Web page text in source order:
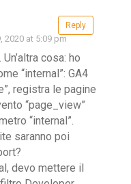
Reply
2020 at 5:09 pm
cosa: ho
“internal”: GA4
registra le pagine
“page_view”
“internal”.
saranno poi
devo mettere il